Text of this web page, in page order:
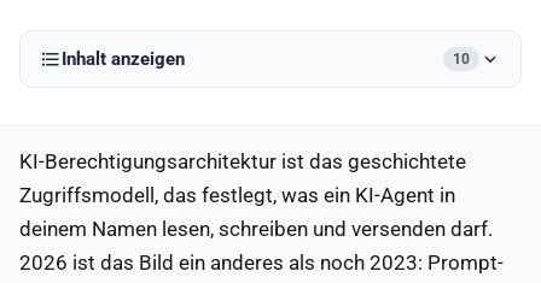
Inhalt anzeigen 10
KI-Berechtigungsarchitektur ist das geschichtete
Zugriffsmodell, das festlegt, was ein KI-Agent in
deinem Namen lesen, schreiben und versenden darf.
2026 ist das Bild ein anderes als noch 2023: Prompt-